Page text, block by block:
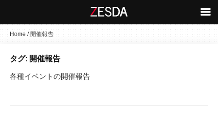
コ
Home /開催報告
タグ: 開催報告
各種イベントの開催報告